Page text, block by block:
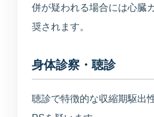
併が疑われる場合には心臓
奨されます。
身体診察・聴診
聴診で特徴的な収縮期駆出